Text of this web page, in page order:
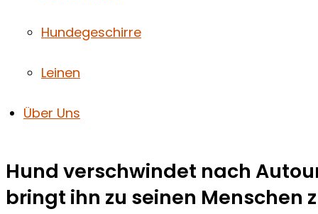
Hundegeschirre
Leinen
Über Uns
Hund verschwindet nach
bringt ihn zu seinen Menschen